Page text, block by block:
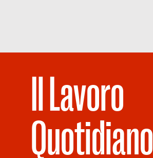
Il Lavoro
Quotidiano